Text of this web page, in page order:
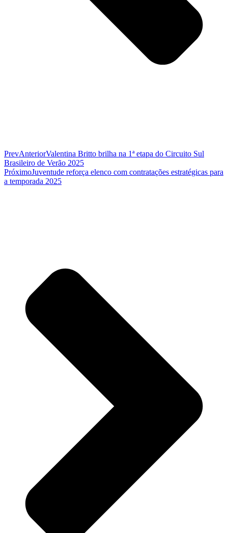
PrevAnteriorValentina Britto brilha na 1ª etapa do Circuito Sul
Brasileiro de Verão 2025
PróximoJuventude reforça elenco com contratações estratégicas para
a temporada 2025